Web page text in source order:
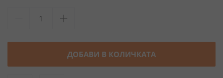
ДОБАВИ В КОЛИЧКАТА